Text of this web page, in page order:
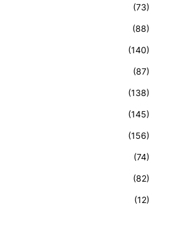
(73)
(88)
(140)
(87)
(138)
(145)
(156)
(74)
(82)
(12)